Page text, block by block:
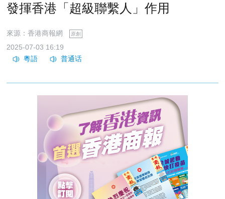
發揮香港「超級聯繫人」作用
來源：香港商報網 原創
2025-07-03 16:19